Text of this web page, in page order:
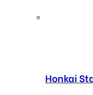
Honkai